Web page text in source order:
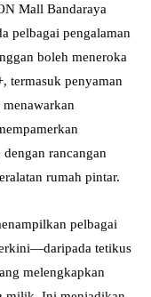
Mall Bandaraya
pelbagai pengalaman
boleh meneroka
termasuk penyaman
rancangan
rumah pintar.
pelbagai
tetikus
melengkapkan